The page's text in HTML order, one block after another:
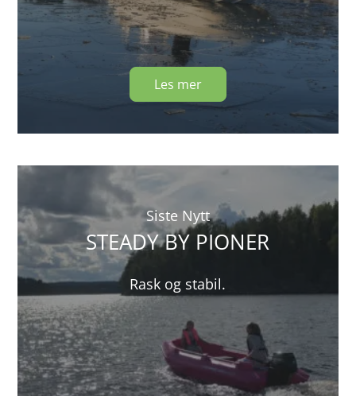
Les mer
Siste Nytt
STEADY BY PIONER
Rask og stabil.